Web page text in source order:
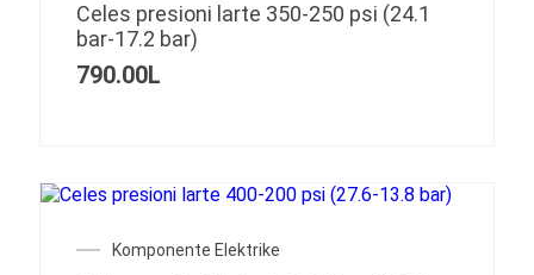
Celes presioni larte 350-250 psi (24.1
bar-17.2 bar)
790.00L
Komponente Elektrike